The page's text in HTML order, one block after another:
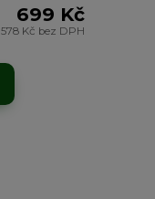
699 Kč
578 Kč bez DPH